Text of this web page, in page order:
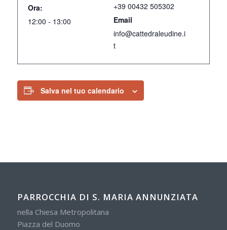
Ora:
12:00 - 13:00
+39 00432 505302
Email
info@cattedraleudine.i
t
Salva nel tuo calendario
PARROCCHIA DI S. MARIA ANNUNZIATA
nella Chiesa Metropolitana
Piazza del Duomo